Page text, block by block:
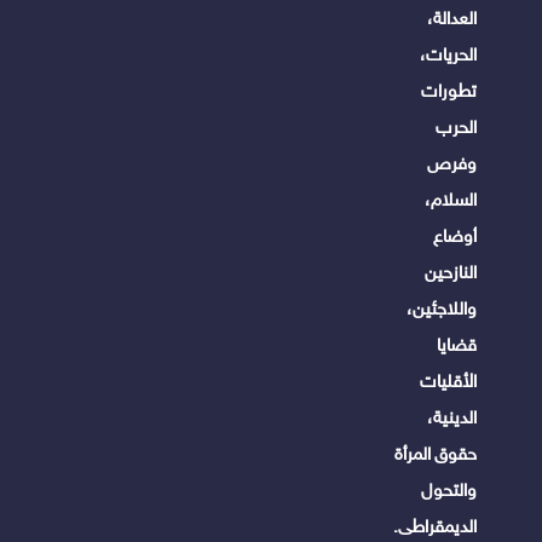
العدالة،
الحريات،
تطورات
الحرب
وفرص
السلام،
أوضاع
النازحين
واللاجئين،
قضايا
الأقليات
الدينية،
حقوق المرأة
والتحول
الديمقراطى.